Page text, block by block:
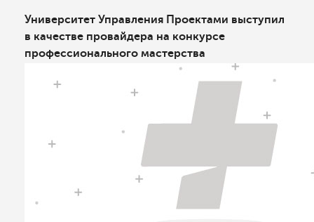
Университет Управления Проектами выступил
в качестве провайдера на конкурсе
профессионального мастерства